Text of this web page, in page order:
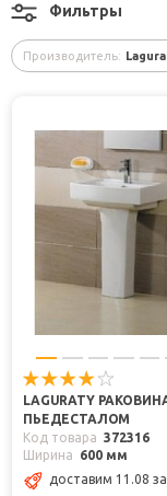
Производитель:
Фильтры
LAGURATY
ПЬЕДЕСТАЛОМ
Код товара 372316
Ширина
600 мм
доставим 11.08